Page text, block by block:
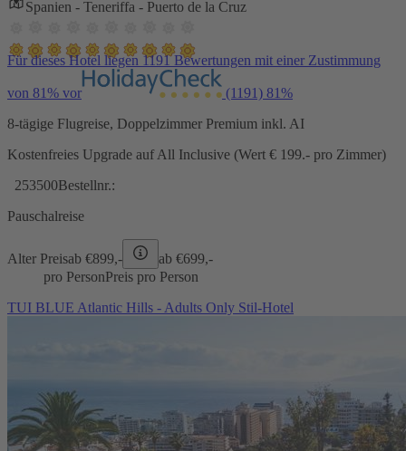
Spanien - Teneriffa - Puerto de la Cruz
Für dieses Hotel liegen 1191 Bewertungen mit einer Zustimmung
von 81% vor (1191) 81%
8-tägige Flugreise, Doppelzimmer Premium inkl. AI
Kostenfreies Upgrade auf All Inclusive (Wert € 199.- pro Zimmer)
253500Bestellnr.:
Pauschalreise
Alter Preisab €899,- ab €699,-
pro PersonPreis pro Person
TUI BLUE Atlantic Hills - Adults Only Stil-Hotel